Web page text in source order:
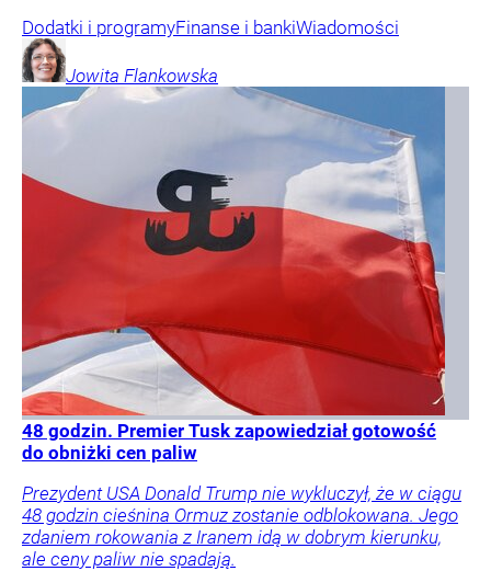
Dodatki i programyFinanse i bankiWiadomości
Jowita Flankowska
48 godzin. Premier Tusk zapowiedział gotowość
do obniżki cen paliw
Prezydent USA Donald Trump nie wykluczył, że w ciągu
48 godzin cieśnina Ormuz zostanie odblokowana. Jego
zdaniem rokowania z Iranem idą w dobrym kierunku,
ale ceny paliw nie spadają.